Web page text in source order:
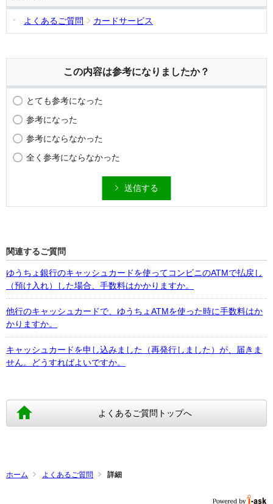
よくあるご質問 カードサービス
この内容は参考になりましたか？
とても参考になった
参考になった
参考にならなかった
全く参考にならなかった
送信する
関連するご質問
ゆうちょ銀行のキャッシュカードを使ってコンビニのATMで払戻し
（預け入れ）した場合、手数料はかかりますか。
他行のキャッシュカードで、ゆうちょATMを使った時に手数料はか
かりますか。
キャッシュカードを申し込みました（再発行しました）が、届きま
せん。どうすればよいですか。
よくあるご質問トップへ
ホーム よくあるご質問 詳細